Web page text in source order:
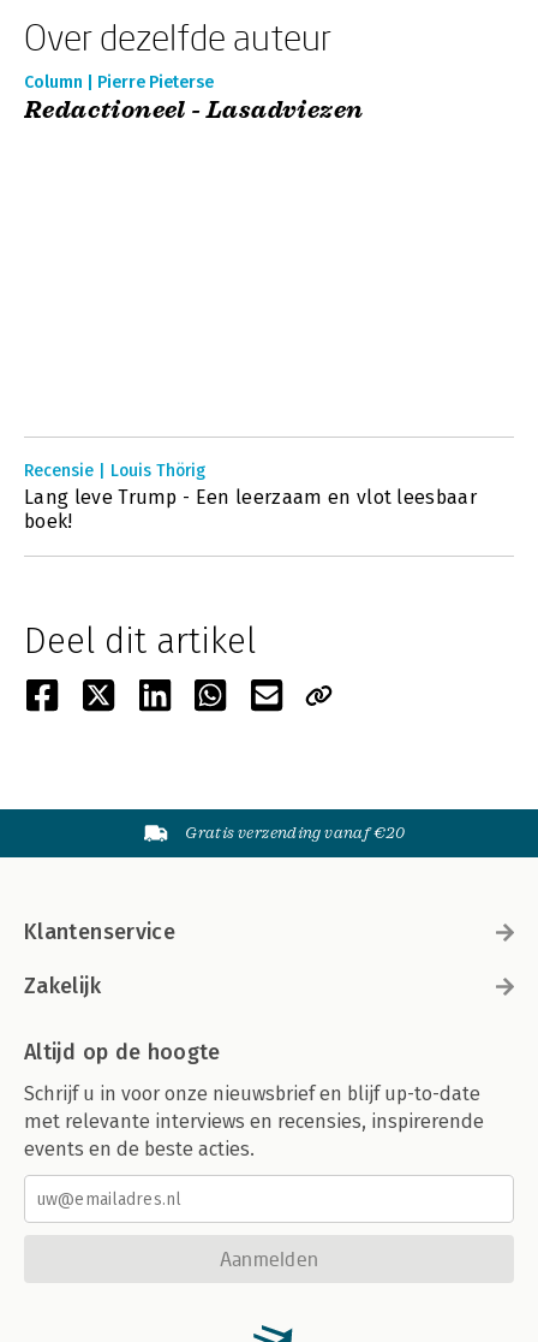
Over dezelfde auteur
Column | Pierre Pieterse
Redactioneel - Lasadviezen
Recensie | Louis Thörig
Lang leve Trump - Een leerzaam en vlot leesbaar
boek!
Deel dit artikel
Gratis verzending vanaf €20
Klantenservice
Zakelijk
Altijd op de hoogte
Schrijf u in voor onze nieuwsbrief en blijf up-to-date
met relevante interviews en recensies, inspirerende
events en de beste acties.
Aanmelden